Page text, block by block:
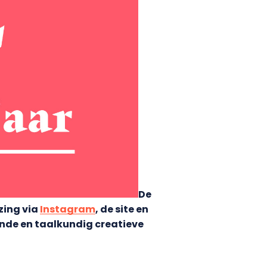
De
via Instagram, de site en
en taalkundig creatieve